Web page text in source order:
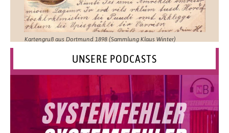
Kartengruß aus Dortmund 1898 (Sammlung Klaus Winter)
UNSERE PODCASTS